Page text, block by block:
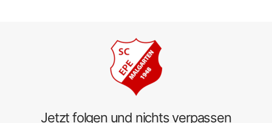
Jetzt folgen und nichts verpassen